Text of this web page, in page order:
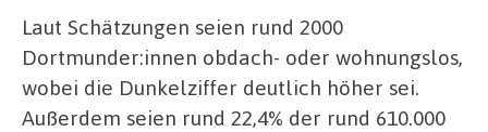
Laut Schätzungen seien rund 2000
Dortmunder:innen obdach- oder wohnungslos,
wobei die Dunkelziffer deutlich höher sei.
Außerdem seien rund 22,4% der rund 610.000